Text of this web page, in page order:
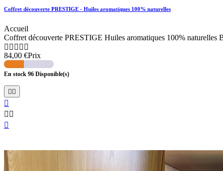
Coffret découverte PRESTIGE - Huiles aromatiques 100% naturelles
Accueil
Coffret découverte PRESTIGE Huiles aromatiques 100%
    
84,00 €Prix
En stock 96 Disponible(s)
 

 
